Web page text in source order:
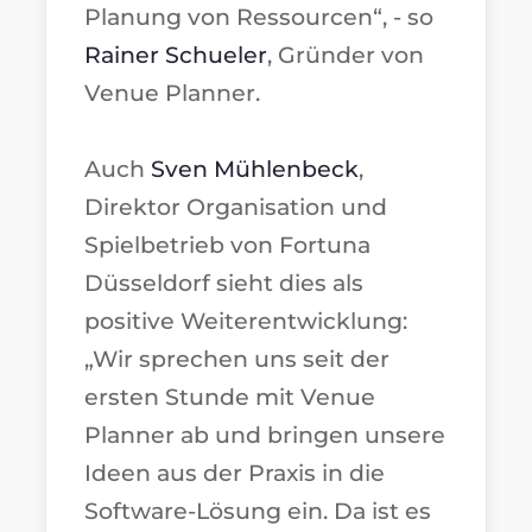
Planung von Ressourcen“, - so
Rainer Schueler, Gründer von
Venue Planner.
Auch Sven Mühlenbeck,
Direktor Organisation und
Spielbetrieb von Fortuna
Düsseldorf sieht dies als
positive Weiterentwicklung:
„Wir sprechen uns seit der
ersten Stunde mit Venue
Planner ab und bringen unsere
Ideen aus der Praxis in die
Software-Lösung ein. Da ist es